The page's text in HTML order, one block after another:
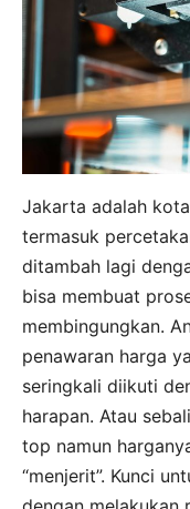
Jakarta adalah
termasuk
ditambah lagi
bisa membuat
membingungkan.
penawaran harga
seringkali diikuti
harapan. Atau
top namun
“menjerit”. Kunci